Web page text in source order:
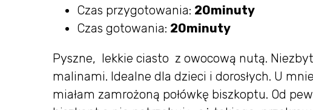
Czas przygotowania: 20minuty
Czas gotowania: 20minuty
Pyszne, lekkie ciasto z owocową nutą.
malinami. Idealne dla dzieci i dorosłych. U
miałam zamrożoną połówkę biszkoptu. Od